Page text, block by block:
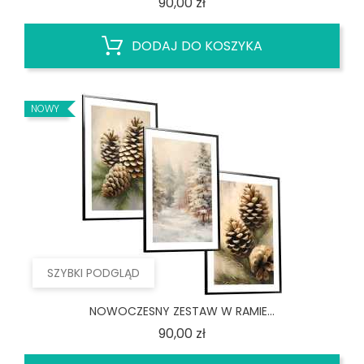
DODAJ DO KOSZYKA
SZYBKI PODGLĄD
NOWY
NOWOCZESNY ZESTAW W RAMIE...
90,00 złCena